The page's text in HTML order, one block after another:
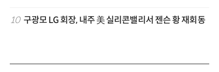
10 구광모 LG 회장, 내주 美 실리콘밸리서 젠슨 황 재회동